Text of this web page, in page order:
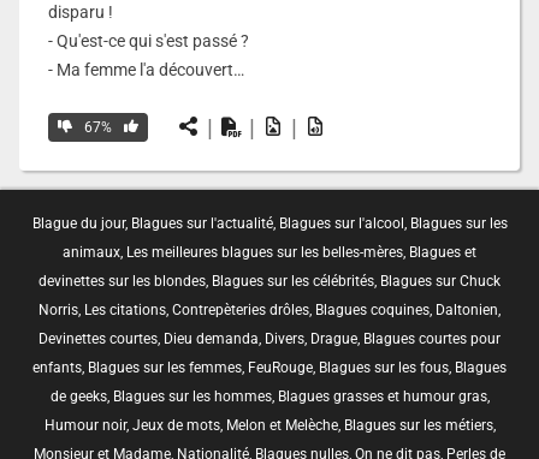
disparu !
- Qu'est-ce qui s'est passé ?
- Ma femme l'a découvert…
67% | | |
Blague du jour, Blagues sur l'actualité, Blagues sur l'alcool , Blagues sur les
animaux, Les meilleures blagues sur les belles-mères, Blagues et
devinettes sur les blondes, Blagues sur les célébrités, Blagues sur Chuck
Norris, Les citations, Contrepèteries drôles, Blagues coquines, Daltonien,
Devinettes courtes, Dieu demanda, Divers, Drague, Blagues courtes pour
enfants, Blagues sur les femmes, FeuRouge, Blagues sur les fous, Blagues
de geeks, Blagues sur les hommes, Blagues grasses et humour gras,
Humour noir, Jeux de mots, Melon et Melèche, Blagues sur les métiers,
Monsieur et Madame, Nationalité, Blagues nulles, On ne dit pas, Perles de